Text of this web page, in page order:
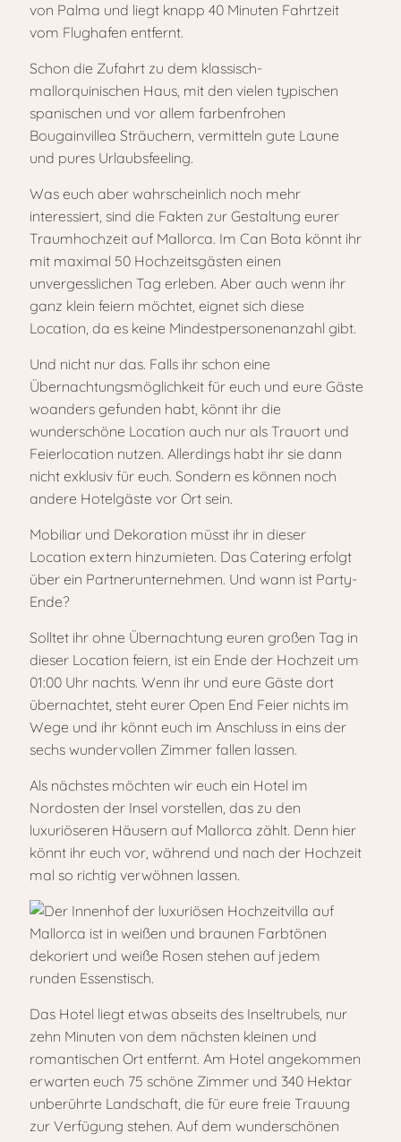
von Palma und liegt knapp 40 Minuten Fahrtzeit
vom Flughafen entfernt.
Schon die Zufahrt zu dem klassisch-
mallorquinischen Haus, mit den vielen typischen
spanischen und vor allem farbenfrohen
Bougainvillea Sträuchern, vermitteln gute Laune
und pures Urlaubsfeeling.
Was euch aber wahrscheinlich noch mehr
interessiert, sind die Fakten zur Gestaltung eurer
Traumhochzeit auf Mallorca. Im Can Bota könnt ihr
mit maximal 50 Hochzeitsgästen einen
unvergesslichen Tag erleben. Aber auch wenn ihr
ganz klein feiern möchtet, eignet sich diese
Location, da es keine Mindestpersonenanzahl gibt.
Und nicht nur das. Falls ihr schon eine
Übernachtungsmöglichkeit für euch und eure Gäste
woanders gefunden habt, könnt ihr die
wunderschöne Location auch nur als Trauort und
Feierlocation nutzen. Allerdings habt ihr sie dann
nicht exklusiv für euch. Sondern es können noch
andere Hotelgäste vor Ort sein.
Mobiliar und Dekoration müsst ihr in dieser
Location extern hinzumieten. Das Catering erfolgt
über ein Partnerunternehmen. Und wann ist Party-
Ende?
Solltet ihr ohne Übernachtung euren großen Tag in
dieser Location feiern, ist ein Ende der Hochzeit um
01:00 Uhr nachts. Wenn ihr und eure Gäste dort
übernachtet, steht eurer Open End Feier nichts im
Wege und ihr könnt euch im Anschluss in eins der
sechs wundervollen Zimmer fallen lassen.
Als nächstes möchten wir euch ein Hotel im
Nordosten der Insel vorstellen, das zu den
luxuriöseren Häusern auf Mallorca zählt. Denn hier
könnt ihr euch vor, während und nach der Hochzeit
mal so richtig verwöhnen lassen.
Das Hotel liegt etwas abseits des Inseltrubels, nur
zehn Minuten von dem nächsten kleinen und
romantischen Ort entfernt. Am Hotel angekommen
erwarten euch 75 schöne Zimmer und 340 Hektar
unberührte Landschaft, die für eure freie Trauung
zur Verfügung stehen. Auf dem wunderschönen